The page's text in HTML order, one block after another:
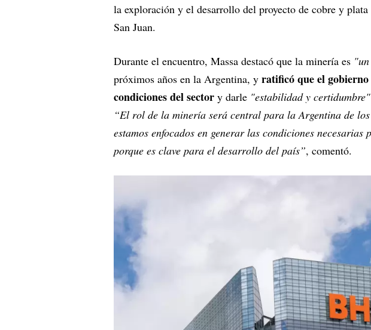
la exploración y el desarrollo del proyecto de cobre y plata
San Juan.
Durante el encuentro, Massa destacó que la minería es
próximos años en la Argentina, y ratificó que el
condiciones del sector y darle "estabilidad y certidumbre"
“El rol de la minería será central para la Argentina de
estamos enfocados en generar las condiciones necesarias
porque es clave para el desarrollo del país”, comentó.